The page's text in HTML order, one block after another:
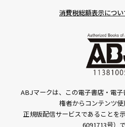
消費税総額表示につ
ABJマークは、この電子書店・電
権者からコンテンツ
正規版配信サービスであることを
6091713号）で